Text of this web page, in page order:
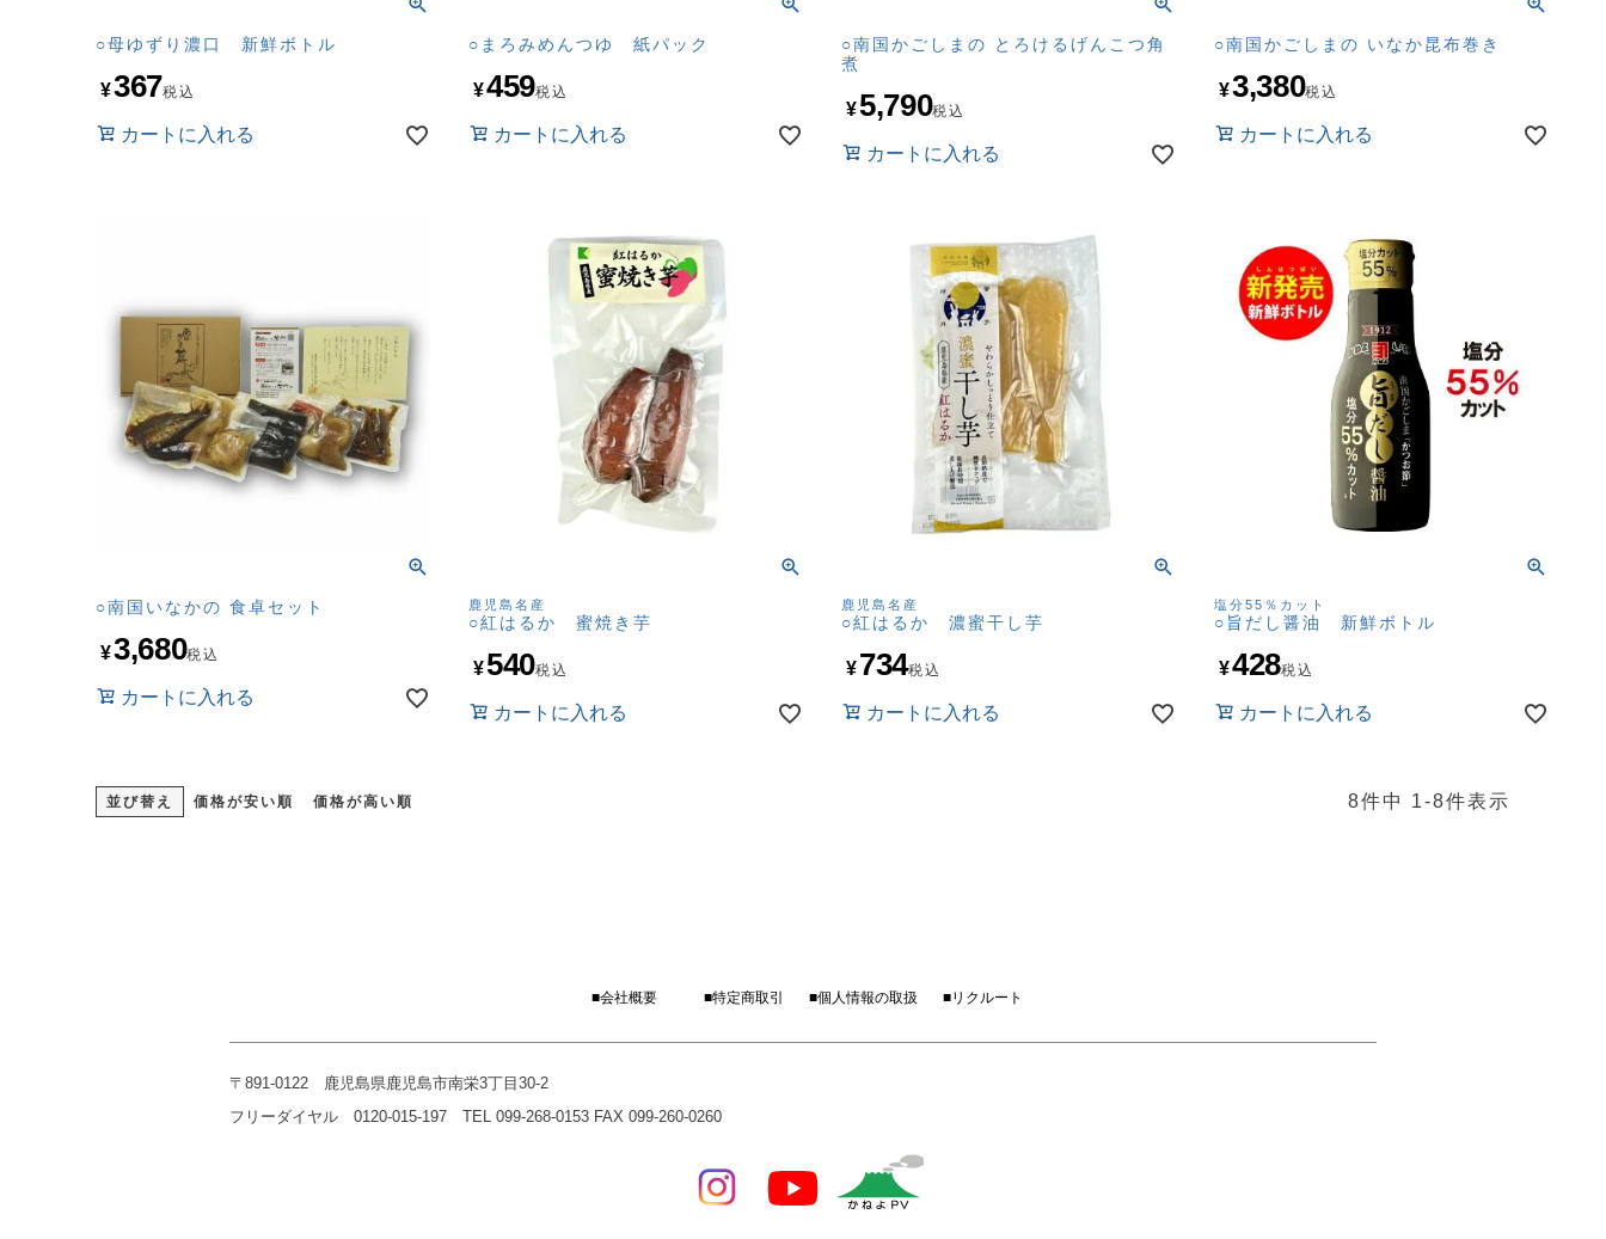
○母ゆずり濃口 新鮮ボトル
¥367税込
カートに入れる
○まろみめんつゆ 紙パック
¥459税込
カートに入れる
○南国かごしまの とろけるげんこつ角
煮
¥5,790税込
カートに入れる
○南国かごしまの いなか昆布巻き
¥3,380税込
カートに入れる
○南国いなかの 食卓セット
¥3,680税込
カートに入れる
鹿児島名産
○紅はるか 蜜焼き芋
¥540税込
カートに入れる
鹿児島名産
○紅はるか 濃蜜干し芋
¥734税込
カートに入れる
塩分55％カット
○旨だし醤油 新鮮ボトル
¥428税込
カートに入れる
並び替え 価格が安い順 価格が高い順 8件中 1-8件表示
■会社概要 ■特定商取引 ■個人情報の取扱 ■リクルート
〒891-0122 鹿児島県鹿児島市南栄3丁目30-2
フリーダイヤル 0120-015-197 TEL 099-268-0153 FAX 099-260-0260